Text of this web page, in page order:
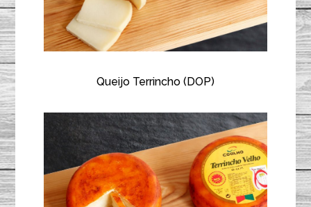
Queijo Terrincho (DOP)